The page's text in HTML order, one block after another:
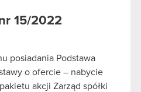
15/2022
posiadania Podstawa
o ofercie – nabycie
akcji Zarząd spółki